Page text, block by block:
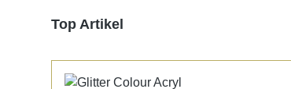
Produktgalerie überspringen
Top Artikel